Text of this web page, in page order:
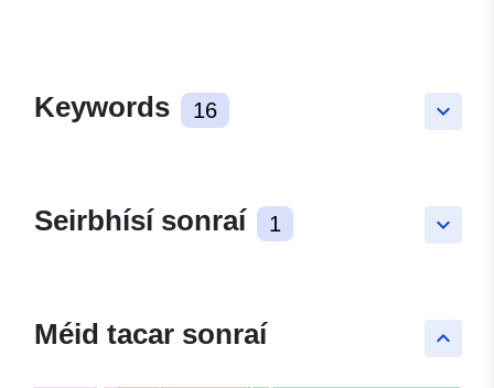
keyboard_arrow_down
Keywords 16
keyboard_arrow_down
Seirbhísí sonraí 1
keyboard_arrow_up
Méid tacar sonraí